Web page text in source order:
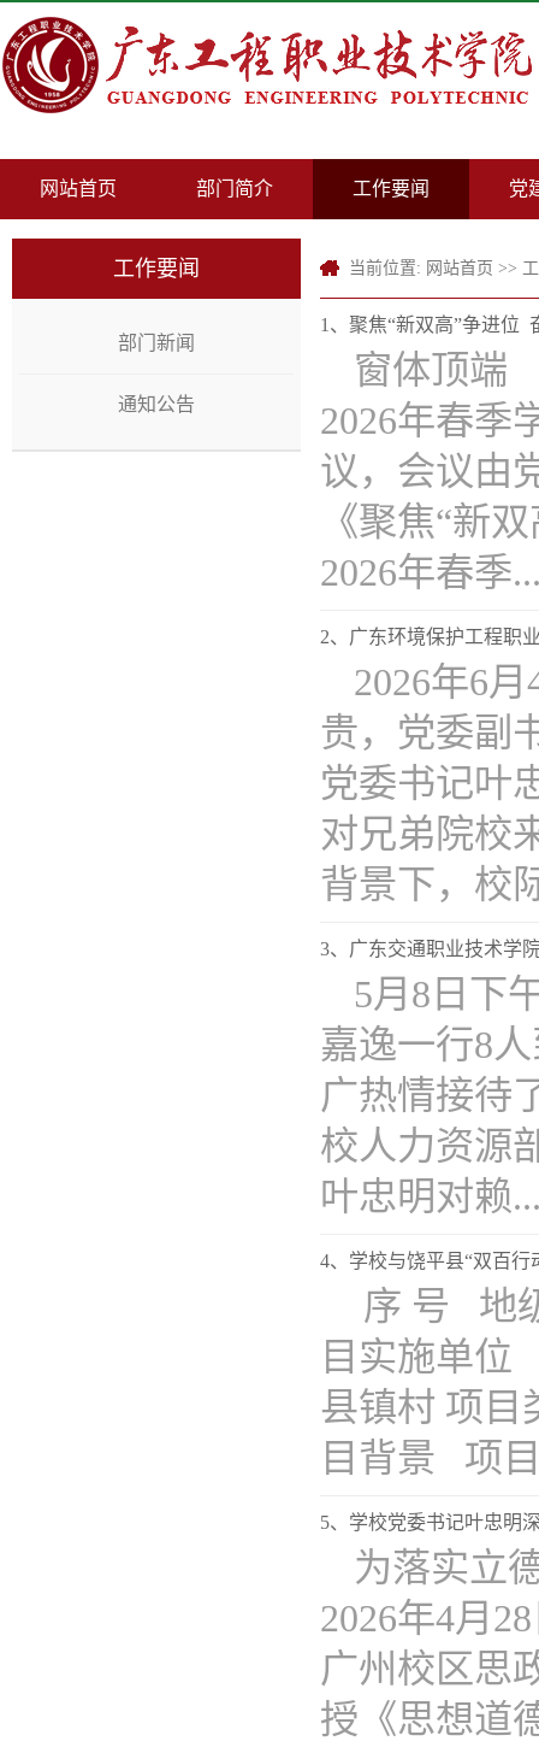
网站首页 部门简介 工作要闻 党
工作要闻
部门新闻
通知公告
当前位置: 网站首页 >>
1、聚焦“新双高”争进位
窗体顶端
2026年春季
议，会议由
《聚焦“新
2026年春季
2、广东环境保护工程职
2026年6
贵，党委副
党委书记叶
对兄弟院校
背景下，校
3、广东交通职业技术学
5月8日下
嘉逸一行8
广热情接待
校人力资源
叶忠明对赖
4、学校与饶平县“双百行
序 号 地
目实施单位
县镇村 项
目背景 项
5、学校党委书记叶忠明
为落实立
2026年4月
广州校区思
授《思想道